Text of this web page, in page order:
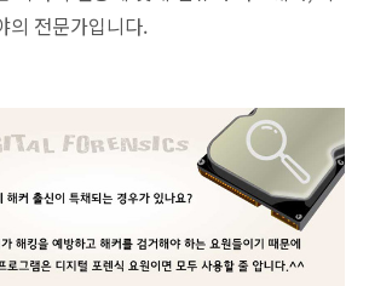
의 전문가입니다.